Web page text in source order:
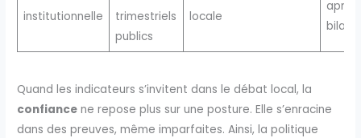
institutionnelle
trimestriels
publics
locale
après
bilans
Quand les indicateurs s’invitent dans le débat local, la
confiance ne repose plus sur une posture. Elle s’enracine
dans des preuves, même imparfaites. Ainsi, la politique